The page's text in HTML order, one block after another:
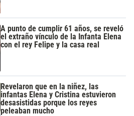
A punto de cumplir 61 años, se reveló
el extraño vínculo de la Infanta Elena
con el rey Felipe y la casa real
Revelaron que en la niñez, las
infantas Elena y Cristina estuvieron
desasistidas porque los reyes
peleaban mucho